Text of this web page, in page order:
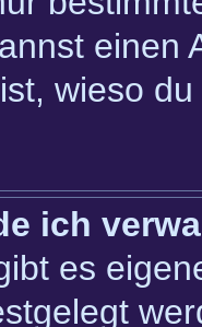
einen
wieso
ich
es